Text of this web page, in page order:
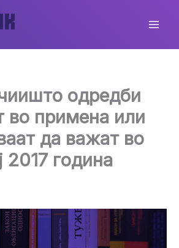
одредби
во примена или
да важат во
2017 година